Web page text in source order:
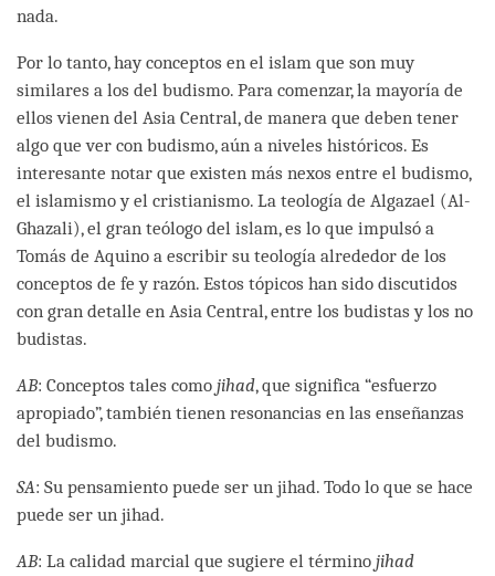
nada.
Por lo tanto, hay conceptos en el islam que son muy
similares a los del budismo. Para comenzar, la mayoría de
ellos vienen del Asia Central, de manera que deben tener
algo que ver con budismo, aún a niveles históricos. Es
interesante notar que existen más nexos entre el budismo,
el islamismo y el cristianismo. La teología de Algazael (Al-
Ghazali), el gran teólogo del islam, es lo que impulsó a
Tomás de Aquino a escribir su teología alrededor de los
conceptos de fe y razón. Estos tópicos han sido discutidos
con gran detalle en Asia Central, entre los budistas y los no
budistas.
AB: Conceptos tales como jihad, que significa “esfuerzo
apropiado”, también tienen resonancias en las enseñanzas
del budismo.
SA: Su pensamiento puede ser un jihad. Todo lo que se hace
puede ser un jihad.
AB: La calidad marcial que sugiere el término jihad